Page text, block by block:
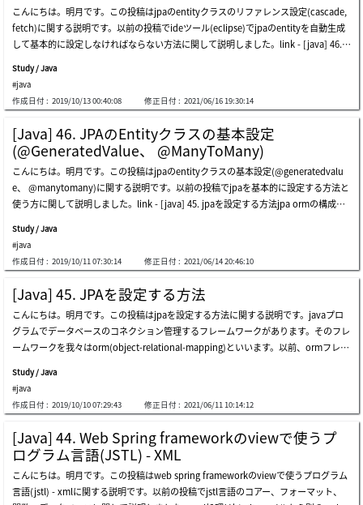
クション(transaction)範囲でcommitを実行しなずにrollbackを実行することにして
persist関数やmerge関数、remove関数で呼び出したデータがデータベースのデータ
が更新しなずにそのままにトランザクション(transaction)範囲を設定
reatenativequery関数を利用してデータベースのsqlクエリでデータを取得すること
ができます。問題はjpaで生成したentityクラスのマッピングでできないことです。jp
aを利用して取得したデータはデータを修正すると、その値をデータベースにupdate
するし、削除するし、様々な作業ができます。でも、クラスのマッピングができなけ
ればjpaを使う理由がないです。そのため、jpqlクエリでデータを取得したデータで
はなければjpa機能を完全に使えないです。実はjpqlクエリでもsqlと全然違う種類の
クエリではありません。ほぼ90%は似てます。sqlクエリと違う点はテーブル名で
す。sqlにはテーブル名を大小文字区分なしで取得ができますが、jpqlはテーブル名
ではなくクラス名です。つまり、クラス名は大小文字を区分するので、userではな
く、正確にuserということに作成しなければならないです。そしてアスタリスクマー
ク(*)ですべてのデータを取得することもありません。リターンするクラスを使いま
す。我々はuserクラスでリターンするためにuserクラスの置換名(aliases)というuを
使います。そしてwhere節にある検索のフィールド名はsqlのカラム名ではなく、ク
ラスの変数名です。現在の例は変数名とsqlカラム名が同じなので同じくみえます。
そうなら変数名を変更してテストしましょう。idに@
こんにちは。明月です。この投稿はjpaのentityクラスのリファレンス設定(cascade,
fetch)に関する説明です。以前の投稿でideツール(eclipse)でjpaのentityを自動生成
して基本的に設定しなければならない方法に関して説明しました。link - [java] 46. j
プロジェクトを運用及び作成することは問題ないですが、パフォーマンスのためにも
っと修正しなければならないことがあります。例えば、以前投稿で使ったデータベー
スでuserテーブルを検索してinfoテーブルのデータを読み込むことで基本的な設定で
はuserのリファレンステーブルのinfoデータがありません。上の例をみればuserクラ
スでgetinfos()を呼び出してstream式でデータを出力すればデータがないことで出力
します。でも、get(0)やforeachを使ったら関数の呼び出す共にリファレンスデータ
をデータベースから取得します。つまり、始めのuserクラスにはデータが無いです
が、getとiteratorを呼び出したらその時にデータをデータベースから取得します。仕
様によりstream式を使わなかったら構いないですが、最近のプログラムコードはstre
am式を使わなかったらすごく複雑になるので、今は必須になっています。これを解
決する方法にはfetch設定です。fetchfetchは当該なクラスをデータベースから検索
して取得する時、同時にリファレンスデータを取得するかgetの関数を使う時に取得
するかのオプションです。オプションの終了はeagerとlazyがあります。eagerのオプ
ションは当該なクラスの取得する時にjoinして取得するし、lazyのオプションは関数
の呼び出しがある時に取得します。つまり、上の例みたいにgetの関数の呼び出しが
ある時に取得することはlazyのオプションです。別に設定しなくても構いないのデフ
ォルト設定です。当該な変数にfetch = fetchtype.eagerを設定しました。始めの例
を、また実行したら今回にはコンソール出力にemptyではなく、データが表示されま
す。デバッグでポインタを掛けてuserを取得する段階で確認すればもうデータがある
ことを確認できます。これをなぜオプションで選
Study / Java
#java
作成日付 : 2019/10/13 00:40:08 修正日付 : 2021/06/16 19:30:14
[Java] 46. JPAのEntityクラスの基本設定
(@GeneratedValue、 @ManyToMany)
こんにちは。明月です。この投稿はjpaのentityクラスの基本設定(@generatedvalu
e、 @manytomany)に関する説明です。以前の投稿でjpaを基本的に設定する方法と
使う方に関して説明しました。link - [java] 45. jpaを設定する方法jpa ormの構成は
込んで自動にentityクラスを生成します。でも、これがeclipseのバグかjpa仕様かは
知りませんが、生成する時に基本的な設定だけして具体的な設定はユーザが設定しな
ければならない部分があります。例えば、基本キーを設定してauto_increment値に
関しても別に設定しなければならないし、各referenceに関してもどのタイプに設定
するかも設定しなければならないです。そしてデータタイプでもbitやdatetimeを設
定すればclassにはどのデータタイプかを正確に設定しなければならないです。この
部分が少し不便ですね。まず、我々がクエリを作成してclassを設定する方法に関し
て説明します。userテーブルのキーはidカラムです。そしてinfoテーブルはuserテー
ブルのidでreferenceを連結して、info2テーブルはinfoテーブルのkey(idx)でreferen
ceを連結しました。そしてpermissionテーブルはuserテーブルとm:n関係ですが、
データベースはm:nの関係を表現できないので、permission_mapテーブルを置いて
m:n関係を作りました。上のテーブルをjpaでクラスを生成(generate)しましょう。テ
ーブルは5個ですが、クラスは4個が生成されました。なぜならデータベースにはm:n
関係を表現できないですが、プログラムクラスはm:n関係を表現できるので、permis
sion_mapのテーブルの対するクラスは生成されませんでした。それならプログラム
でデータを追加しましょう。userテーブルにisdeletedのカラムでデータタイプが合
わないというエラーが発生します。クエリをみれば、bitタイプで設定しましたが、e
Study / Java
#java
作成日付 : 2019/10/11 07:30:14 修正日付 : 2021/06/14 20:46:10
[Java] 45. JPAを設定する方法
こんにちは。明月です。この投稿はjpaを設定する方法に関する説明です。javaプロ
グラムでデータベースのコネクション管理するフレームワークがあります。そのフレ
ームワークを我々はorm(object-relational-mapping)といいます。以前、ormフレー
nnectionを組み立てソースに直接にsqlクエリを作成してデータベースからデータを
取得しました。その方法はプログラム管理する時に様々な問題があります。例えば、
データベースのテーブルを修正した場合、sqlクエリをstringタイプで作成したのでプ
ログラムのコンパイルエラーやデバッグエラーが発生しません。そのため、大きいプ
ロジェクトだっと思えば各sqlクエリを修正することがずいぶん大変だったんです。
また、stringで作成したことなので、もしかして修正漏れがある場合、デバッグエラ
ーで取れないので、実行中でエラーが発生します。他の問題はreference管理です。s
qlクエリ上でテーブル間にjoinして結果に合わせてentityクラスを作成します。で
Study / Java
#java
作成日付 : 2019/10/10 07:29:43 修正日付 : 2021/06/11 10:14:12
[Java] 44. Web Spring frameworkのviewで使うプ
ログラム言語(JSTL) - XML
こんにちは。明月です。この投稿はweb spring frameworkのviewで使うプログラム
言語(jstl) - xmlに関する説明です。以前の投稿でjstl言語のコアー、フォーマット、